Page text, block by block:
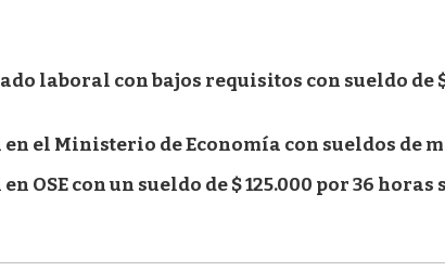
laboral con bajos requisitos con sueldo de $
el Ministerio de Economía con sueldos de
OSE con un sueldo de $ 125.000 por 36